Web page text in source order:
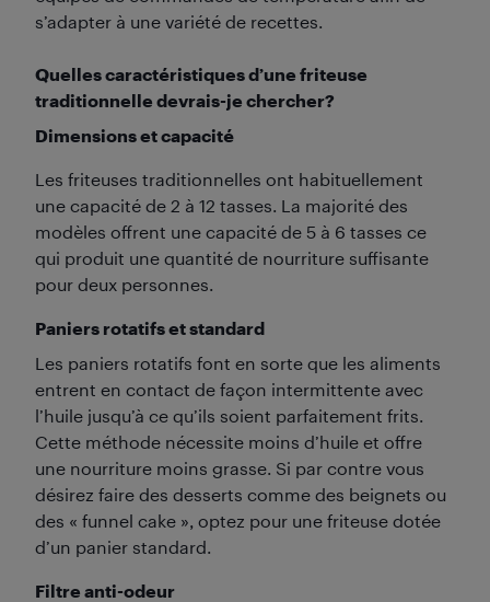
s’adapter à une variété de recettes.
Quelles caractéristiques d’une friteuse
traditionnelle devrais-je chercher?
Dimensions et capacité
Les friteuses traditionnelles ont habituellement
une capacité de 2 à 12 tasses. La majorité des
modèles offrent une capacité de 5 à 6 tasses ce
qui produit une quantité de nourriture suffisante
pour deux personnes.
Paniers rotatifs et standard
Les paniers rotatifs font en sorte que les aliments
entrent en contact de façon intermittente avec
l’huile jusqu’à ce qu’ils soient parfaitement frits.
Cette méthode nécessite moins d’huile et offre
une nourriture moins grasse. Si par contre vous
désirez faire des desserts comme des beignets ou
des « funnel cake », optez pour une friteuse dotée
d’un panier standard.
Filtre anti-odeur